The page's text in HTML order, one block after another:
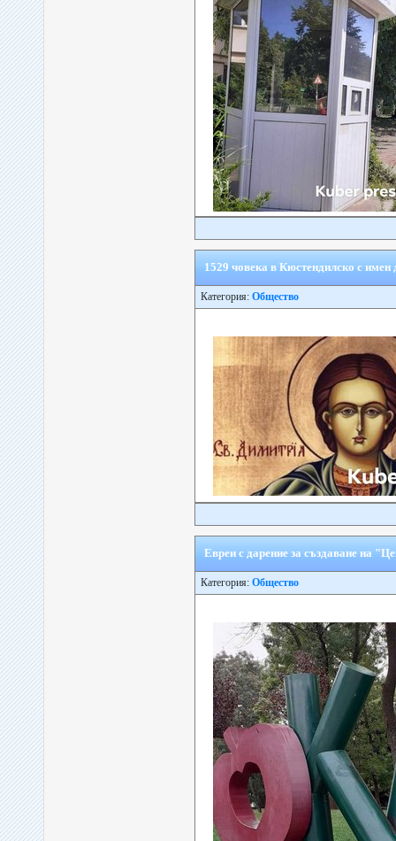
1529 човека в Кюстендилско с имен
Категория: Общество
Евреи с дарение за създаване на
Категория: Общество